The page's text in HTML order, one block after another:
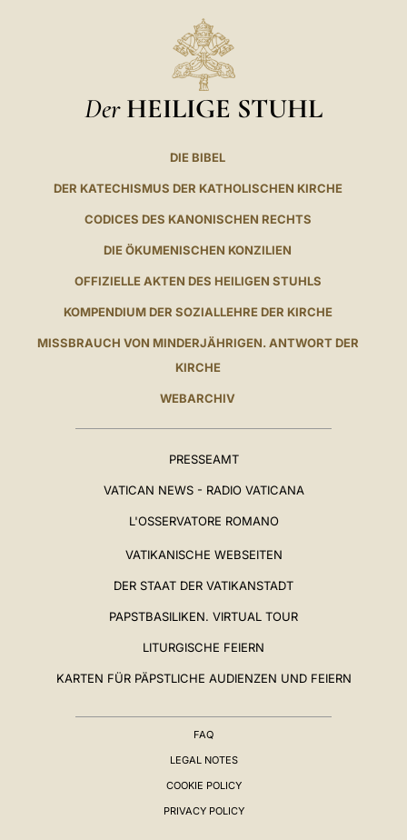
Der HEILIGE STUHL
DIE BIBEL
DER KATECHISMUS DER KATHOLISCHEN KIRCHE
CODICES DES KANONISCHEN RECHTS
DIE ÖKUMENISCHEN KONZILIEN
OFFIZIELLE AKTEN DES HEILIGEN STUHLS
KOMPENDIUM DER SOZIALLEHRE DER KIRCHE
MISSBRAUCH VON MINDERJÄHRIGEN. ANTWORT DER
KIRCHE
WEBARCHIV
PRESSEAMT
VATICAN NEWS - RADIO VATICANA
L'OSSERVATORE ROMANO
VATIKANISCHE WEBSEITEN
DER STAAT DER VATIKANSTADT
PAPSTBASILIKEN. VIRTUAL TOUR
LITURGISCHE FEIERN
KARTEN FÜR PÄPSTLICHE AUDIENZEN UND FEIERN
FAQ
LEGAL NOTES
COOKIE POLICY
PRIVACY POLICY